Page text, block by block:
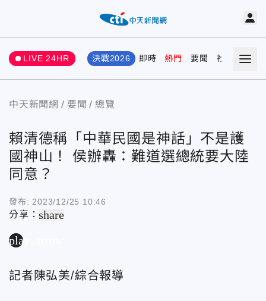
LIVE 24HR 決戰2026 即時 熱門 要聞 社會 娛樂
中天新聞網 要聞 總覽
賴清德稱「中華民國是神話」不是護
國神山！ 侯辦轟：難道選總統要大陸
同意？
發布: 2023/12/25 10:46
分享：share
play_arrow
記者陳弘美/綜合報導